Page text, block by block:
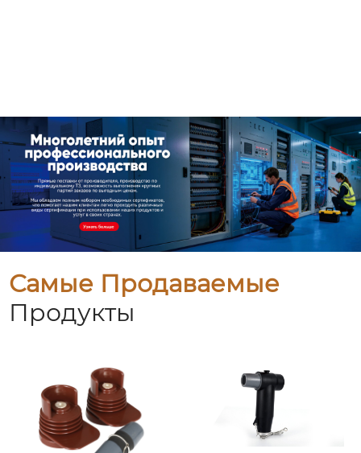
Самые Продаваемые
Продукты